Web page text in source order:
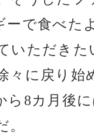
ーで食べた
いただき
々に戻り始
ら8カ月後